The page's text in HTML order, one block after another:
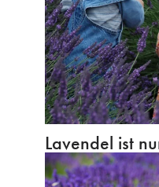
Lavendel ist